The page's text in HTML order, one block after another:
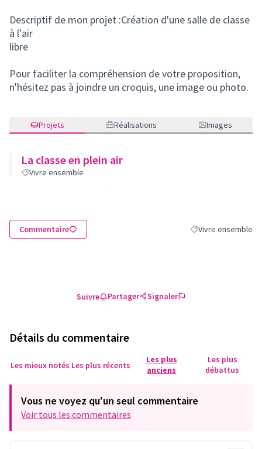
Descriptif de mon projet :Création d'une salle de classe
à l'air
libre
Pour faciliter la compréhension de votre proposition,
n'hésitez pas à joindre un croquis, une image ou photo.
Projets Réalisations Images
La classe en plein air
Vivre ensemble
Commentaire Filtrer les résultats
Vivre ensemble
Suivre Partager Signaler
Détails du commentaire
Les mieux notés Les plus récents
Les plus
anciens
Les plus
débattus
Vous ne voyez qu'un seul commentaire
Voir tous les commentaires